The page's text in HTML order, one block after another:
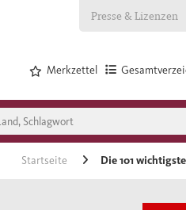
Presse & Lizenzen
Merkzettel
Startseite Die 101